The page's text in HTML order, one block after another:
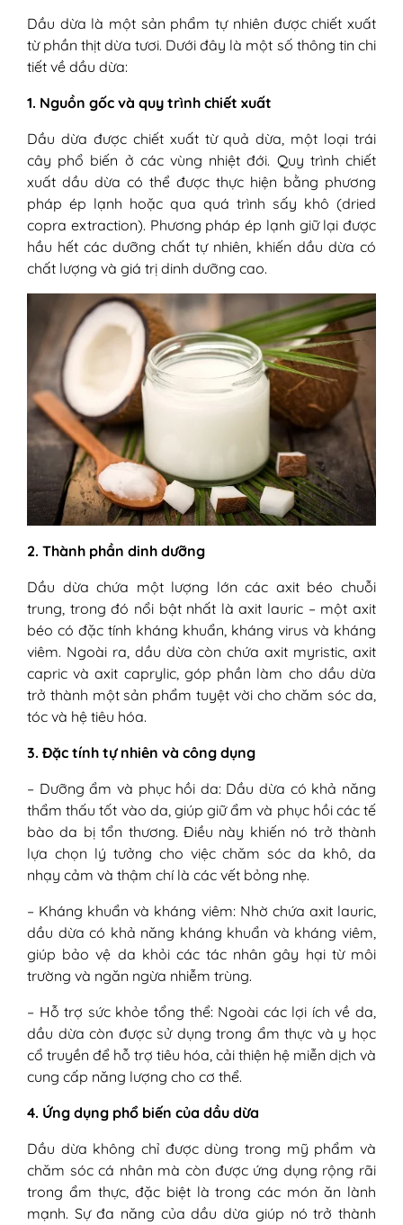
bỏng không?
2. Bôi dầu dừa bao lâu thì khỏi bỏng?
3. Có tác dụng phụ nào khi sử dụng
dầu dừa trị bỏng không?
Dầu dừa là một sản phẩm tự nhiên được chiết xuất
từ phần thịt dừa tươi. Dưới đây là một số thông tin chi
tiết về dầu dừa:
1. Nguồn gốc và quy trình chiết xuất
Dầu dừa được chiết xuất từ quả dừa, một loại trái
cây phổ biến ở các vùng nhiệt đới. Quy trình chiết
xuất dầu dừa có thể được thực hiện bằng phương
pháp ép lạnh hoặc qua quá trình sấy khô (dried
copra extraction). Phương pháp ép lạnh giữ lại được
hầu hết các dưỡng chất tự nhiên, khiến dầu dừa có
chất lượng và giá trị dinh dưỡng cao.
2. Thành phần dinh dưỡng
Dầu dừa chứa một lượng lớn các axit béo chuỗi
trung, trong đó nổi bật nhất là axit lauric – một axit
béo có đặc tính kháng khuẩn, kháng virus và kháng
viêm. Ngoài ra, dầu dừa còn chứa axit myristic, axit
capric và axit caprylic, góp phần làm cho dầu dừa
trở thành một sản phẩm tuyệt vời cho chăm sóc da,
tóc và hệ tiêu hóa.
3. Đặc tính tự nhiên và công dụng
– Dưỡng ẩm và phục hồi da: Dầu dừa có khả năng
thẩm thấu tốt vào da, giúp giữ ẩm và phục hồi các tế
bào da bị tổn thương. Điều này khiến nó trở thành
lựa chọn lý tưởng cho việc chăm sóc da khô, da
nhạy cảm và thậm chí là các vết bỏng nhẹ.
– Kháng khuẩn và kháng viêm: Nhờ chứa axit lauric,
dầu dừa có khả năng kháng khuẩn và kháng viêm,
giúp bảo vệ da khỏi các tác nhân gây hại từ môi
trường và ngăn ngừa nhiễm trùng.
– Hỗ trợ sức khỏe tổng thể: Ngoài các lợi ích về da,
dầu dừa còn được sử dụng trong ẩm thực và y học
cổ truyền để hỗ trợ tiêu hóa, cải thiện hệ miễn dịch và
cung cấp năng lượng cho cơ thể.
4. Ứng dụng phổ biến của dầu dừa
Dầu dừa không chỉ được dùng trong mỹ phẩm và
chăm sóc cá nhân mà còn được ứng dụng rộng rãi
trong ẩm thực, đặc biệt là trong các món ăn lành
mạnh. Sự đa năng của dầu dừa giúp nó trở thành